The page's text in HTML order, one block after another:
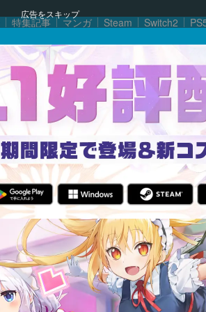
広告をスキップ
特集記事 マンガ Steam Switch2